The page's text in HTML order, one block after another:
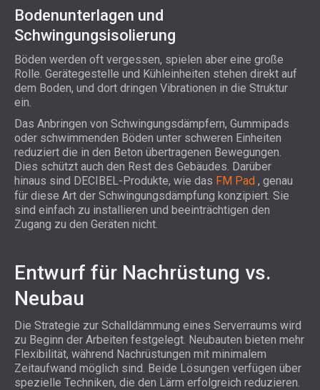
Bodenunterlagen und
Schwingungsisolierung
Böden werden oft vergessen, spielen aber eine große
Rolle. Gerätegestelle und Kühleinheiten stehen direkt auf
dem Boden, und dort dringen Vibrationen in die Struktur
ein.
Das Anbringen von Schwingungsdämpfern, Gummipads
oder schwimmenden Böden unter schweren Einheiten
reduziert die in den Beton übertragenen Bewegungen.
Dies schützt auch den Rest des Gebäudes. Darüber
hinaus sind DECIBEL-Produkte, wie das FM Pad , genau
für diese Art der Schwingungsdämpfung konzipiert. Sie
sind einfach zu installieren und beeinträchtigen den
Zugang zu den Geräten nicht.
Entwurf für Nachrüstung vs.
Neubau
Die Strategie zur Schalldämmung eines Serverraums wird
zu Beginn der Arbeiten festgelegt. Neubauten bieten mehr
Flexibilität, während Nachrüstungen mit minimalem
Zeitaufwand möglich sind. Beide Lösungen verfügen über
spezielle Techniken, die den Lärm erfolgreich reduzieren.